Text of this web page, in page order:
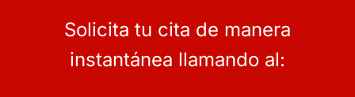
Solicita tu cita de manera
instantánea llamando al: